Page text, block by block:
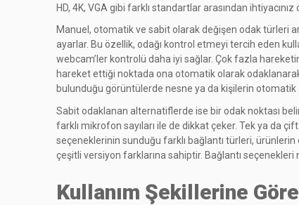
HD, 4K, VGA gibi farklı standartlar arasından
Manuel, otomatik ve sabit olarak değişen odak türleri
ayarlar. Bu özellik, odağı kontrol etmeyi tercih eden
webcam’ler kontrolü daha iyi sağlar. Çok fazla
hareket ettiği noktada ona otomatik olarak
bulunduğu görüntülerde nesne ya da kişilerin otomatik
Sabit odaklanan alternatiflerde ise bir odak noktası
farklı mikrofon sayıları ile de dikkat çeker. Tek ya da
seçeneklerinin sunduğu farklı bağlantı türleri,
çeşitli versiyon farklarına sahiptir. Bağlantı
Kullanım Şekillerine